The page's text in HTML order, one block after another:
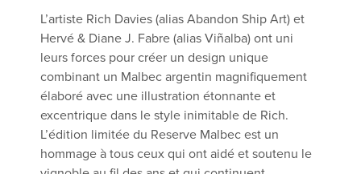
L’artiste Rich Davies (alias Abandon Ship Art) et
Hervé & Diane J. Fabre (alias Viñalba) ont uni
leurs forces pour créer un design unique
combinant un Malbec argentin magnifiquement
élaboré avec une illustration étonnante et
excentrique dans le style inimitable de Rich.
L’édition limitée du Reserve Malbec est un
hommage à tous ceux qui ont aidé et soutenu le